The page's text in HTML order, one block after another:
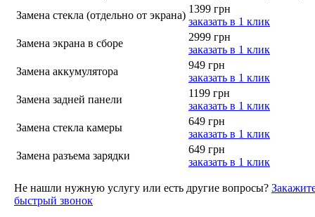
Замена стекла (отдельно от экрана)
1399 грн
заказать в 1 клик
Замена экрана в сборе
2999 грн
заказать в 1 клик
Замена аккумулятора
949 грн
заказать в 1 клик
Замена задней панели
1199 грн
заказать в 1 клик
Замена стекла камеры
649 грн
заказать в 1 клик
Замена разъема зарядки
649 грн
заказать в 1 клик
Не нашли нужную услугу или есть другие вопросы?
быстрый звонок